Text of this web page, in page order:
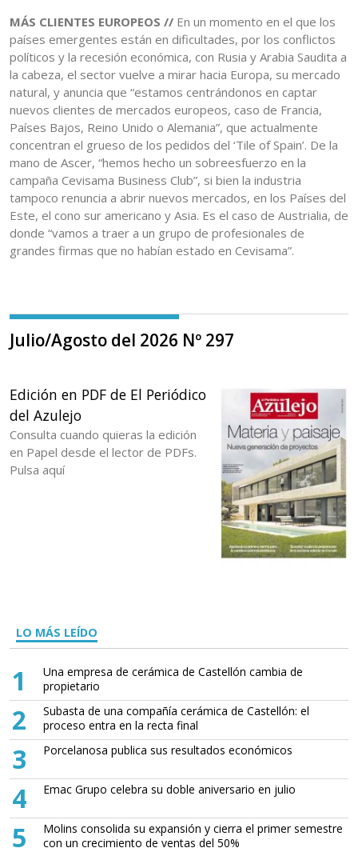
MÁS CLIENTES EUROPEOS // En un momento en el que los
países emergentes están en dificultades, por los conflictos
políticos y la recesión económica, con Rusia y Arabia Saudita a
la cabeza, el sector vuelve a mirar hacia Europa, su mercado
natural, y anuncia que “estamos centrándonos en captar
nuevos clientes de mercados europeos, caso de Francia,
Países Bajos, Reino Unido o Alemania”, que actualmente
concentran el grueso de los pedidos del ‘Tile of Spain’. De la
mano de Ascer, “hemos hecho un sobreesfuerzo en la
campaña Cevisama Business Club”, si bien la industria
tampoco renuncia a abrir nuevos mercados, en los Países del
Este, el cono sur americano y Asia. Es el caso de Austrialia, de
donde “vamos a traer a un grupo de profesionales de
grandes firmas que no habían estado en Cevisama”.
Julio/Agosto del 2026 Nº 297
Edición en PDF de El Periódico
del Azulejo
Consulta cuando quieras la edición
en Papel desde el lector de PDFs.
Pulsa aquí
LO MÁS LEÍDO
1
Una empresa de cerámica de Castellón cambia de
propietario
2
Subasta de una compañía cerámica de Castellón: el
proceso entra en la recta final
3 Porcelanosa publica sus resultados económicos
4 Emac Grupo celebra su doble aniversario en julio
5
Molins consolida su expansión y cierra el primer semestre
con un crecimiento de ventas del 50%